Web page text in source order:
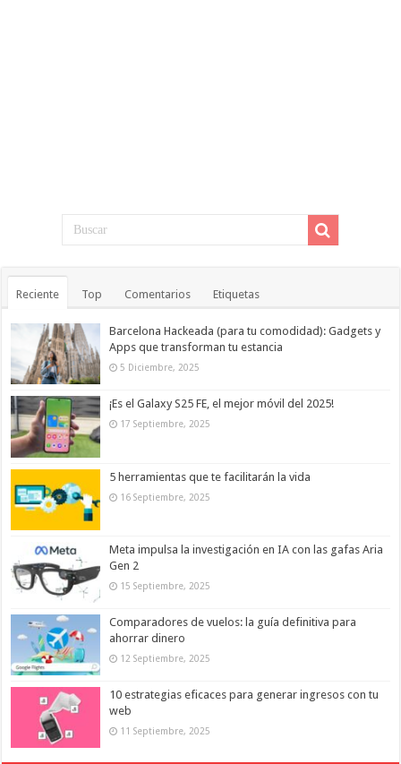
Reciente Top Comentarios Etiquetas
Barcelona Hackeada (para tu comodidad): Gadgets y
Apps que transforman tu estancia
5 Diciembre, 2025
¡Es el Galaxy S25 FE, el mejor móvil del 2025!
17 Septiembre, 2025
5 herramientas que te facilitarán la vida
16 Septiembre, 2025
Meta impulsa la investigación en IA con las gafas Aria
Gen 2
15 Septiembre, 2025
Comparadores de vuelos: la guía definitiva para
ahorrar dinero
12 Septiembre, 2025
10 estrategias eficaces para generar ingresos con tu
web
11 Septiembre, 2025